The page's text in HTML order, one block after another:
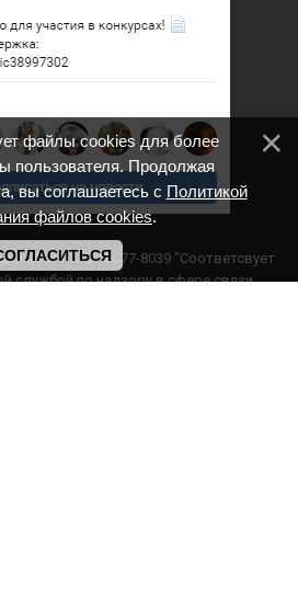
СМИ ИА № ФС77-8039 "Соответсвует
службой по надзору в сфере связи,
файлы cookies для более
пользователя. Продолжая
вы соглашаетесь с Политикой
файлов cookies.